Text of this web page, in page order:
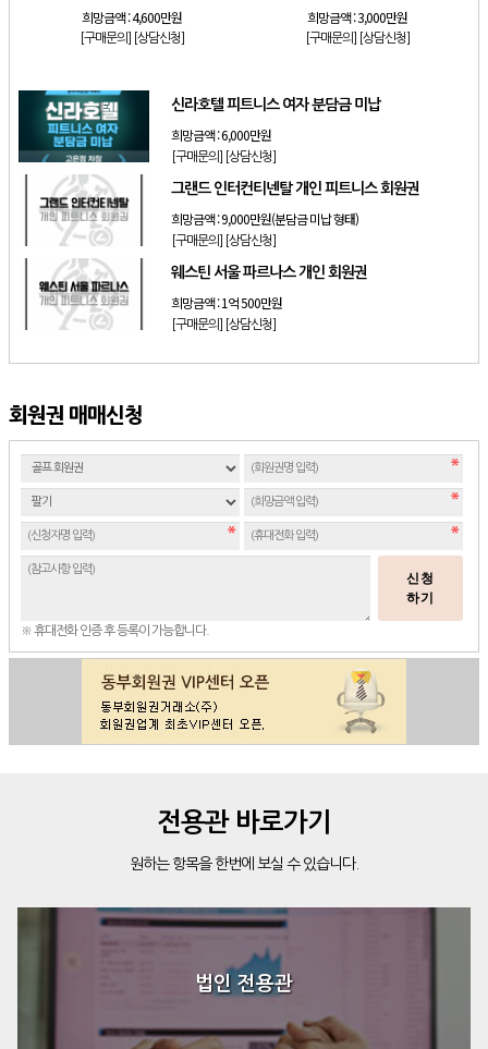
희망금액 :4,600만원
[구매문의] [상담신청]
희망금액 :3,000만원
[구매문의] [상담신청]
신라호텔 피트니스 여자 분담금 미납
희망금액 :6,000만원
[구매문의] [상담신청]
그랜드 인터컨티넨탈 개인 피트니스 회원권
희망금액 :9,000만원(분담금 미납 형태)
[구매문의] [상담신청]
웨스틴 서울 파르나스 개인 회원권
희망금액 :1억 500만원
[구매문의] [상담신청]
회원권 매매신청
신청
하기
※ 휴대전화 인증 후 등록이 가능합니다.
전용관 바로가기
원하는 항목을 한번에 보실 수 있습니다.
법인 전용관